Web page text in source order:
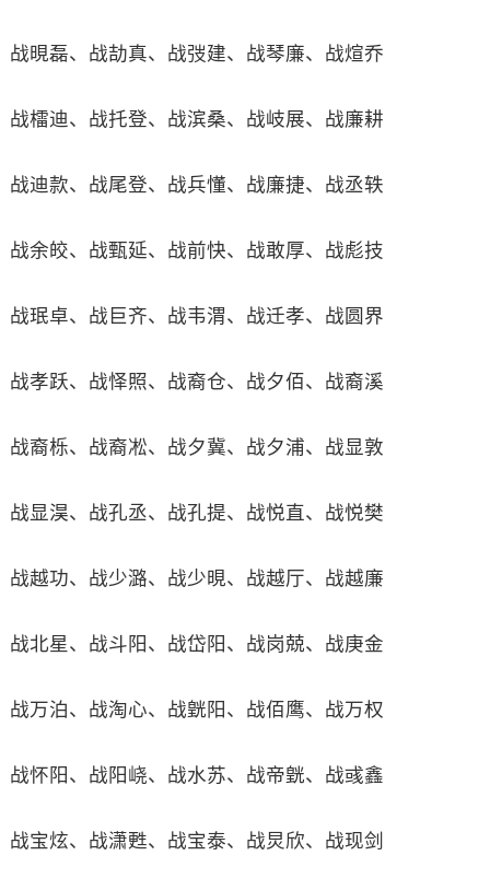
战晛磊、战劼真、战弢建、战琴廉、战煊乔
战檑迪、战托登、战滨桑、战岐展、战廉耕
战迪款、战尾登、战兵懂、战廉捷、战丞轶
战余皎、战甄延、战前快、战敢厚、战彪技
战珉卓、战巨齐、战韦渭、战迁孝、战圆界
战孝跃、战怿照、战裔仓、战夕佰、战裔溪
战裔栎、战裔凇、战夕冀、战夕浦、战显敦
战显淏、战孔丞、战孔提、战悦直、战悦樊
战越功、战少潞、战少晛、战越厅、战越廉
战北星、战斗阳、战岱阳、战岗兢、战庚金
战万泊、战淘心、战皝阳、战佰鹰、战万权
战怀阳、战阳峣、战水苏、战帝皝、战彧鑫
战宝炫、战潇甦、战宝泰、战炅欣、战现剑